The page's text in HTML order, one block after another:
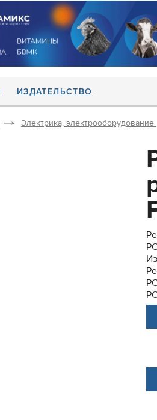
ИЗДАТЕЛЬСТВО
Электрика, электрооборудование